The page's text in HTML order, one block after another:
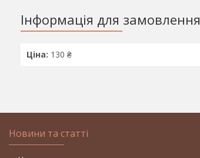
Інформація для замовлення
Ціна: 130 ₴
Новини та статті